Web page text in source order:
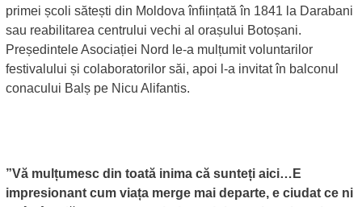
primei școli sătești din Moldova înființată în 1841 la Darabani
sau reabilitarea centrului vechi al orașului Botoșani.
Președintele Asociației Nord le-a mulțumit voluntarilor
festivalului și colaboratorilor săi, apoi l-a invitat în balconul
conacului Balș pe Nicu Alifantis.
”Vă mulțumesc din toată inima că sunteți aici…E
impresionant cum viața merge mai departe, e ciudat ce ni